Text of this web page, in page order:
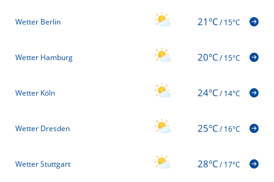
Wetter Berlin 21°C/15°C
Wetter Hamburg 20°C/15°C
Wetter Köln 24°C/14°C
Wetter Dresden 25°C/16°C
Wetter Stuttgart 28°C/17°C